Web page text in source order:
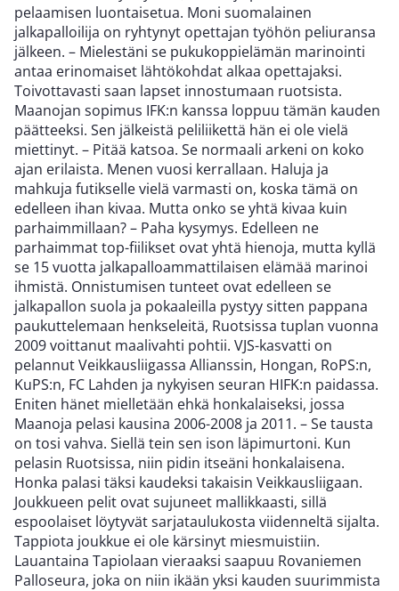
pelaamisen luontaisetua. Moni suomalainen
jalkapalloilija on ryhtynyt opettajan työhön peliuransa
jälkeen. – Mielestäni se pukukoppielämän marinointi
antaa erinomaiset lähtökohdat alkaa opettajaksi.
Toivottavasti saan lapset innostumaan ruotsista.
Maanojan sopimus IFK:n kanssa loppuu tämän kauden
päätteeksi. Sen jälkeistä peliliikettä hän ei ole vielä
miettinyt. – Pitää katsoa. Se normaali arkeni on koko
ajan erilaista. Menen vuosi kerrallaan. Haluja ja
mahkuja futikselle vielä varmasti on, koska tämä on
edelleen ihan kivaa. Mutta onko se yhtä kivaa kuin
parhaimmillaan? – Paha kysymys. Edelleen ne
parhaimmat top-fiilikset ovat yhtä hienoja, mutta kyllä
se 15 vuotta jalkapalloammattilaisen elämää marinoi
ihmistä. Onnistumisen tunteet ovat edelleen se
jalkapallon suola ja pokaaleilla pystyy sitten pappana
paukuttelemaan henkseleitä, Ruotsissa tuplan vuonna
2009 voittanut maalivahti pohtii. VJS-kasvatti on
pelannut Veikkausliigassa Allianssin, Hongan, RoPS:n,
KuPS:n, FC Lahden ja nykyisen seuran HIFK:n paidassa.
Eniten hänet mielletään ehkä honkalaiseksi, jossa
Maanoja pelasi kausina 2006-2008 ja 2011. – Se tausta
on tosi vahva. Siellä tein sen ison läpimurtoni. Kun
pelasin Ruotsissa, niin pidin itseäni honkalaisena.
Honka palasi täksi kaudeksi takaisin Veikkausliigaan.
Joukkueen pelit ovat sujuneet mallikkaasti, sillä
espoolaiset löytyvät sarjataulukosta viidenneltä sijalta.
Tappiota joukkue ei ole kärsinyt miesmuistiin.
Lauantaina Tapiolaan vieraaksi saapuu Rovaniemen
Palloseura, joka on niin ikään yksi kauden suurimmista